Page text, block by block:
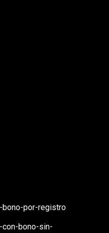
bono-por-registro
con-bono-sin-